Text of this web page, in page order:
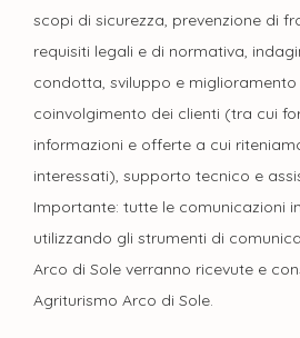
scopi di sicurezza, prevenzione di
requisiti legali e di normativa,
condotta, sviluppo e
coinvolgimento dei clienti (tra cui
informazioni e offerte a cui
interessati), supporto tecnico e
Importante: tutte le comunicazioni
utilizzando gli strumenti di
Arco di Sole verranno ricevute e
Agriturismo Arco di Sole.